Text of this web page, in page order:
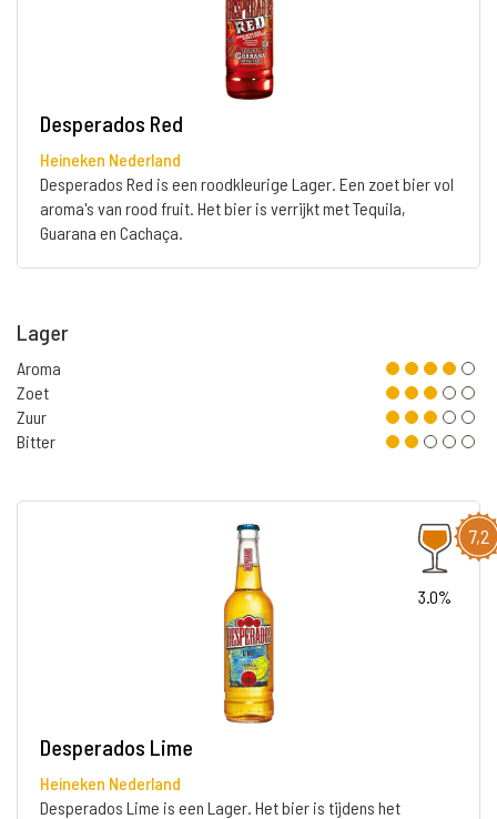
Desperados Red
Heineken Nederland
Desperados Red is een roodkleurige Lager. Een zoet bier vol
aroma's van rood fruit. Het bier is verrijkt met Tequila,
Guarana en Cachaça.
Lager
Aroma
Zoet
Zuur
Bitter
7,2
3.0%
Desperados Lime
Heineken Nederland
Desperados Lime is een Lager. Het bier is tijdens het